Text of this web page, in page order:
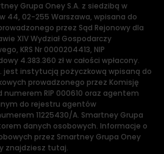
Grupa Oney S.A. z siedzibą w
44, 02-255 Warszawa, wpisana do
przez Sąd Rejonowy dla
XIV Wydział Gospodarczy
KRS Nr 0000204413, NIP
4.383.360 zł w całości wpłacony.
jest instytucją pożyczkową wpisaną do
prowadzonego przez Komisję
numerem RIP 000610 oraz agentem
do rejestru agentów
11225430/A. Smartney Grupa
danych osobowych. Informacje o
przez Smartney Grupa Oney
znajdziesz tutaj.